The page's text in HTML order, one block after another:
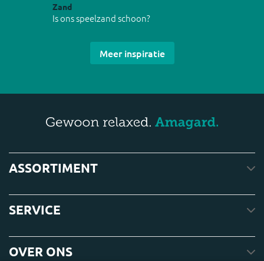
Zand
Is ons speelzand schoon?
Meer inspiratie
ASSORTIMENT
SERVICE
OVER ONS